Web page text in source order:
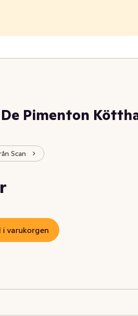
Pimenton
Scan
35,92 kr
kr /kg
i varukorgen